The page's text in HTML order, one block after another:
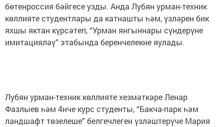
бөтенроссия бәйгесе узды. Анда Лубян урман-техник
көллияте студентлары да катнашты һәм, үзләрен бик
яхшы яктан күрсәтеп, “Урман янгыннары сүндерүне
имитацияләү” этабында беренчелекне яулады.
Лубян урман-техник көллияте хезмәткәре Ленар
Фазлыев һәм 4нче курс студенты, “Бакча-парк һәм
ландшафт төзелеше” белгечлеген үзләштерүче Мария